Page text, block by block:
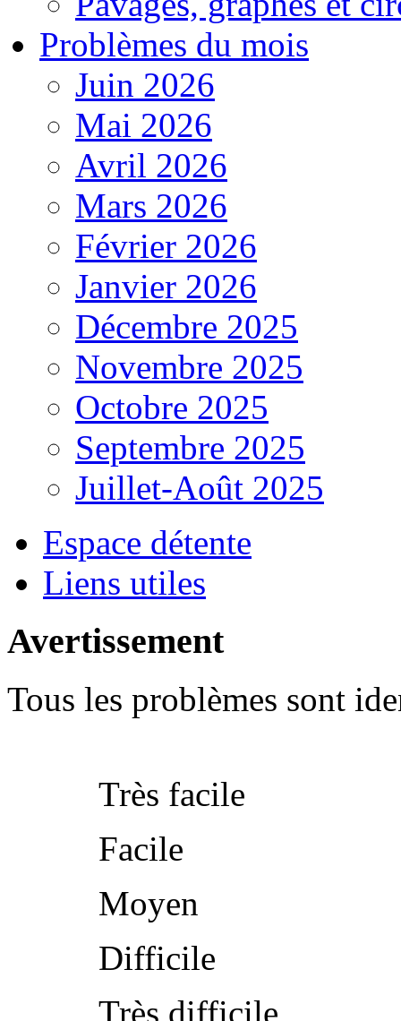
Problèmes du mois
Juin 2026
Mai 2026
Avril 2026
Mars 2026
Février 2026
Janvier 2026
Décembre 2025
Novembre 2025
Octobre 2025
Septembre 2025
Juillet-Août 2025
Espace détente
Liens utiles
Avertissement
Tous les problèmes sont
Très facile
Facile
Moyen
Difficile
Très difficile